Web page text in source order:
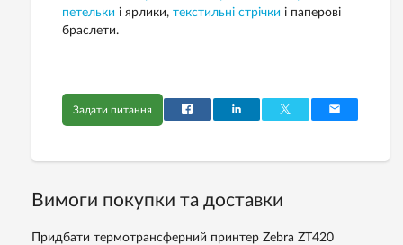
петельки і ярлики, текстильні стрічки і паперові
браслети.
Задати питання
Вимоги покупки та доставки
Придбати термотрансферний принтер Zebra ZT420